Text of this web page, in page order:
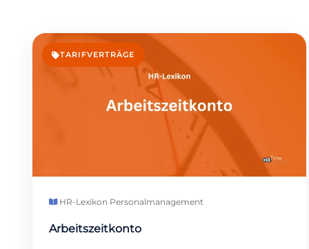
TARIFVERTRÄGE
HR-Lexikon·Personalmanagement
Arbeitszeitkonto